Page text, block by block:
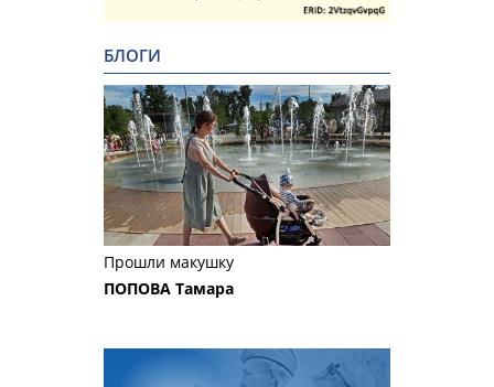
БЛОГИ
Прошли макушку
ПОПОВА Тамара